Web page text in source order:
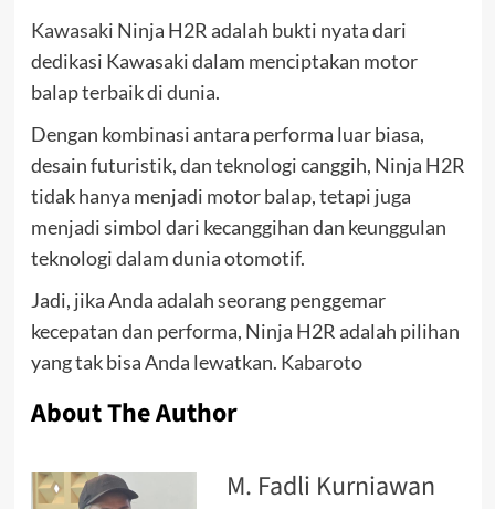
Kawasaki Ninja H2R adalah bukti nyata dari
dedikasi Kawasaki dalam menciptakan motor
balap terbaik di dunia.
Dengan kombinasi antara performa luar biasa,
desain futuristik, dan teknologi canggih, Ninja H2R
tidak hanya menjadi motor balap, tetapi juga
menjadi simbol dari kecanggihan dan keunggulan
teknologi dalam dunia otomotif.
Jadi, jika Anda adalah seorang penggemar
kecepatan dan performa, Ninja H2R adalah pilihan
yang tak bisa Anda lewatkan. Kabaroto
About The Author
M. Fadli Kurniawan